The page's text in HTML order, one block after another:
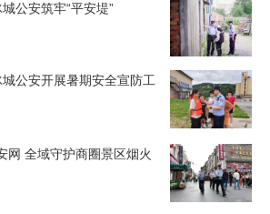
公安筑牢“平安堤”
公安开展暑期安全宣防工
网 全域守护商圈景区烟火